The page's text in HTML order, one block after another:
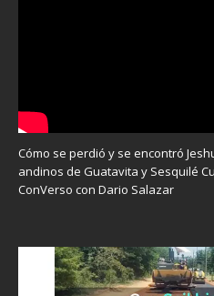
Cómo se perdió y se encontró
andinos de Guatavita y Sesquilé
ConVerso con Dario Salazar